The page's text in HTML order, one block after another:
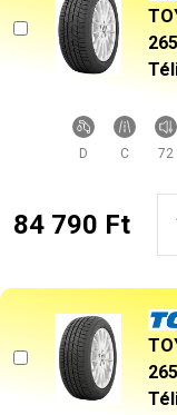
D C 72
84 790 Ft